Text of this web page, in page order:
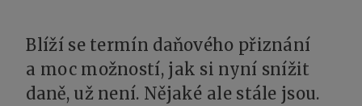
Blíží se termín daňového přiznání
a moc možností, jak si nyní snížit
daně, už není. Nějaké ale stále jsou.